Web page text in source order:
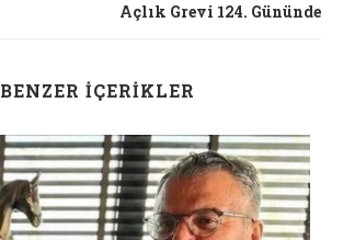
Açlık Grevi 124. Gününde
BENZER İÇERIKLER